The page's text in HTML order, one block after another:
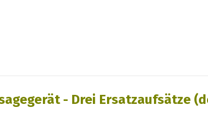
- Drei Ersatzaufsätze